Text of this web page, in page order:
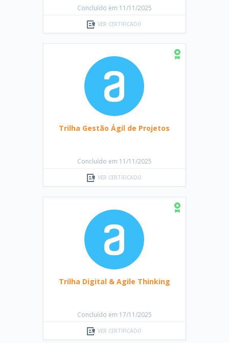
Concluído em 11/11/2025
VER CERTIFICADO
Trilha Gestão Ágil de Projetos
Concluído em 11/11/2025
VER CERTIFICADO
Trilha Digital & Agile Thinking
Concluído em 17/11/2025
VER CERTIFICADO